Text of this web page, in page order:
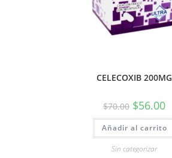
CELECOXIB 200MG
$70.00 $56.00
Añadir al carrito
Sin categorizar